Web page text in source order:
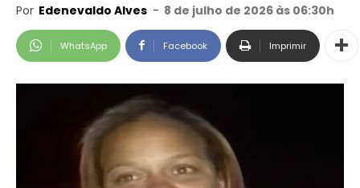
Por Edenevaldo Alves - 8 de julho de 2026 às 06:30h
WhatsApp Facebook Imprimir